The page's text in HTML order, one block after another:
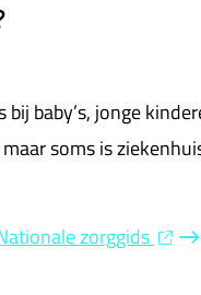
baby’s, jonge
soms is
zorggids